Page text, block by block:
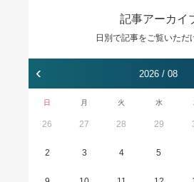
記事アーカイ
日別で記事をご覧いただ
‹ 2026 / 08
日 月 火 水
26 27 28 29
2 3 4 5